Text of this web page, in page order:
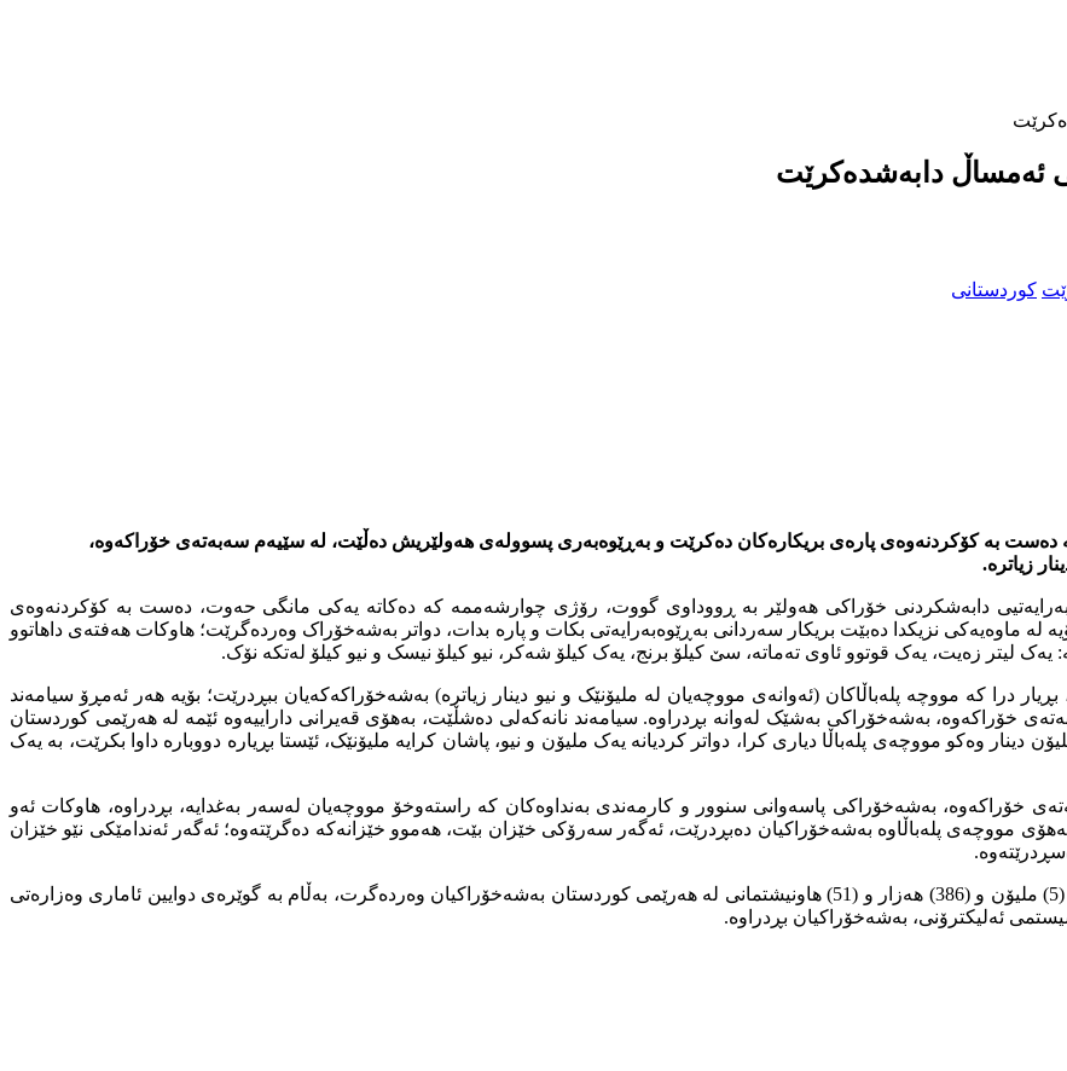
ئەمساڵ دابەشدەکرێت
کوردستانی
دەست بە کۆکردنەوەی پارەی بریکارەکان دەکرێت و بەڕێوەبەری پسوولەی هەولێریش دەڵێت، لە سێیەم سەبەتەی خۆراکەوە،
زیاترە.
بەڕێوەبەری بەڕێوەبەرایەتیی دابەشکردنی خۆراکی هەولێر بە ڕووداوی گووت، رۆژی چوارشەممە کە دەکاتە یەکی مانگی حەوت، دەست بە کۆکردنەوەی
لە ماوەیەکی نزیکدا دەبێت بریکار سەردانی بەڕێوەبەرایەتی بکات و پارە بدات، دواتر بەشەخۆراک وەردەگرێت؛ هاوکات هەفتەی داهاتوو
لیتر زەیت، یەک قوتوو ئاوی تەماتە، سێ کیلۆ برنج، یەک کیلۆ شەکر، نیو کیلۆ نیسک و نیو کیلۆ لەتکە نۆک.
حکومەتی عێراق کە لە ساڵی (2018) دەریکرد، بڕیار درا کە مووچە پلەباڵاکان (ئەوانەی مووچەیان لە ملیۆنێک و نیو دینار زیاترە) بەشەخۆراکەکەیان ببڕدرێت؛ بۆیە هەر ئەمڕۆ سیامەند
خۆراکەوە، بەشەخۆراکی بەشێک لەوانە بڕدراوە. سیامەند نانەکەلی دەشڵێت، بەهۆی قەیرانی داراییەوە ئێمە لە هەرێمی کوردستان
دینار وەکو مووچەی پلەباڵا دیاری کرا، دواتر کردیانە یەک ملیۆن و نیو، پاشان کرایە ملیۆنێک، ئێستا بڕیارە دووبارە داوا بکرێت، بە یەک
خۆراکەوە، بەشەخۆراکی پاسەوانی سنوور و کارمەندی بەنداوەکان کە راستەوخۆ مووچەیان لەسەر بەغدایە، بڕدراوە، هاوکات ئەو
مووچەی پلەباڵاوە بەشەخۆراکیان دەبڕدرێت، ئەگەر سەرۆکی خێزان بێت، هەموو خێزانەکە دەگرێتەوە؛ ئەگەر ئەندامێکی نێو خێزان
ئەم بڕیارە لە کاتێکدایە کە پێش گۆڕینی فۆڕمی خۆراک بۆ ئەلیکترۆنی، (5) ملیۆن و (386) هەزار و (51) هاونیشتمانی لە هەرێمی کوردستان بەشەخۆراکیان وەردەگرت، بەڵام بە گوێرەی دوایین ئاماری وەزارەتی